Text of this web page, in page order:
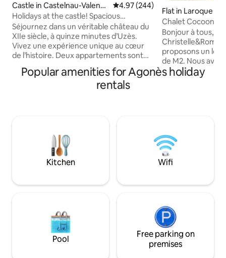
Castle in Castelnau-Valenc
e
4.97 out of 5 average rating,
4.97 (244)
Holidays at the castle! Spacious
apartment!
Séjournez dans un véritable château du
XIIe siècle, à quinze minutes d’Uzès.
Vivez une expérience unique au cœur
de l’histoire. Deux appartements sont
disponibles, voici le second :
airbnb.com/h/chateaudecastelnauvalence
Bienvenue au château de Castelnau
sa vue panoramique permettant de
découvrir 64 villages, sera programmée
Flat in Laroque
Chalet Cocoon
Bonjour à tous,
Christelle&Romain. Nous
proposons un
de M2. Nous
tout pour votre
équipée, avec
logement.
profiter de la
restauration qui
Popular amenities for Agonès holiday
rentals
Kitchen Wifi
Pool
Free parking on
premises